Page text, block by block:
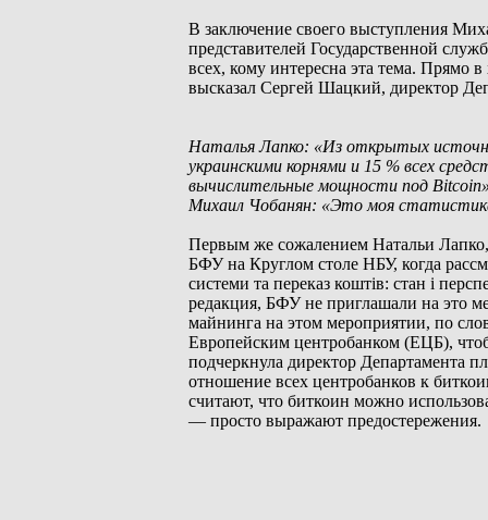
В заключение своего выступления
представителей Государственной
всех, кому интересна эта тема. Прямо
высказал Сергей Шацкий, директор
Наталья Лапко: «Из открытых
украинскими корнями и 15 % всех
вычислительные мощности под
Михаил Чобанян: «Это моя
Первым же сожалением Натальи Лапко,
БФУ на Круглом столе НБУ, когда
системи та переказ коштів: стан і
редакция, БФУ не приглашали на это
майнинга на этом мероприятии, по
Европейским центробанком (ЕЦБ),
подчеркнула директор Департамента
отношение всех центробанков к
считают, что биткоин можно
— просто выражают предостережения.